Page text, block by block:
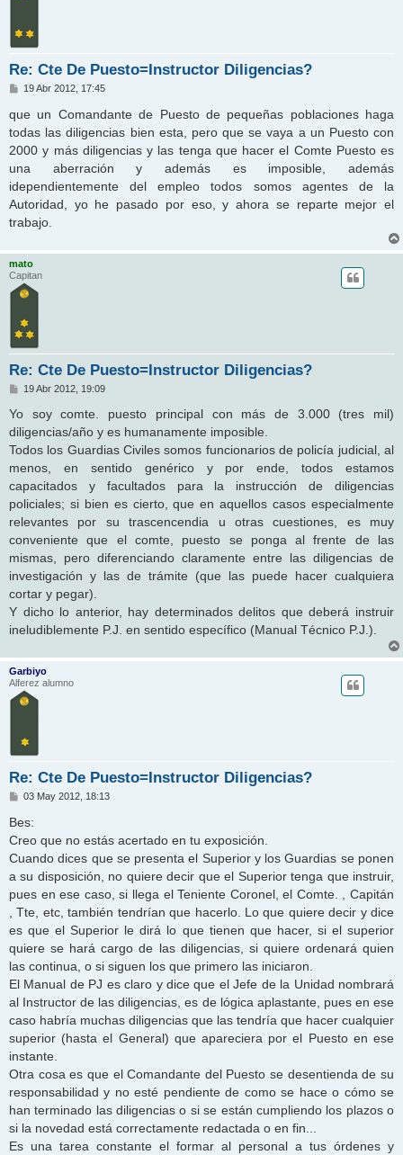
Re: Cte De Puesto=Instructor Diligencias?
M
n
s
a
j
e
19 Abr 2012, 17:45
que un Comandante de Puesto de pequeñas poblaciones haga
todas las diligencias bien esta, pero que se vaya a un Puesto con
2000 y más diligencias y las tenga que hacer el Comte Puesto es
una aberración y además es imposible, además
idependientemente del empleo todos somos agentes de la
Autoridad, yo he pasado por eso, y ahora se reparte mejor el
trabajo.
mato
Capitan
Re: Cte De Puesto=Instructor Diligencias?
M
n
a
j
e
19 Abr 2012, 19:09
Yo soy comte. puesto principal con más de 3.000 (tres mil)
diligencias/año y es humanamente imposible.
Todos los Guardias Civiles somos funcionarios de policía judicial, al
menos, en sentido genérico y por ende, todos estamos
capacitados y facultados para la instrucción de diligencias
policiales; si bien es cierto, que en aquellos casos especialmente
relevantes por su trascencendia u otras cuestiones, es muy
conveniente que el comte, puesto se ponga al frente de las
mismas, pero diferenciando claramente entre las diligencias de
investigación y las de trámite (que las puede hacer cualquiera
cortar y pegar).
Y dicho lo anterior, hay determinados delitos que deberá instruir
ineludiblemente P.J. en sentido específico (Manual Técnico P.J.).
Garbiyo
Alferez alumno
Re: Cte De Puesto=Instructor Diligencias?
M
n
s
a
e
03 May 2012, 18:13
Bes:
Creo que no estás acertado en tu exposición.
Cuando dices que se presenta el Superior y los Guardias se ponen
a su disposición, no quiere decir que el Superior tenga que instruir,
pues en ese caso, si llega el Teniente Coronel, el Comte. , Capitán
, Tte, etc, también tendrían que hacerlo. Lo que quiere decir y dice
es que el Superior le dirá lo que tienen que hacer, si el superior
quiere se hará cargo de las diligencias, si quiere ordenará quien
las continua, o si siguen los que primero las iniciaron.
El Manual de PJ es claro y dice que el Jefe de la Unidad nombrará
al Instructor de las diligencias, es de lógica aplastante, pues en ese
caso habría muchas diligencias que las tendría que hacer cualquier
superior (hasta el General) que apareciera por el Puesto en ese
instante.
Otra cosa es que el Comandante del Puesto se desentienda de su
responsabilidad y no esté pendiente de como se hace o cómo se
han terminado las diligencias o si se están cumpliendo los plazos o
si la novedad está correctamente redactada o en fin...
Es una tarea constante el formar al personal a tus órdenes y